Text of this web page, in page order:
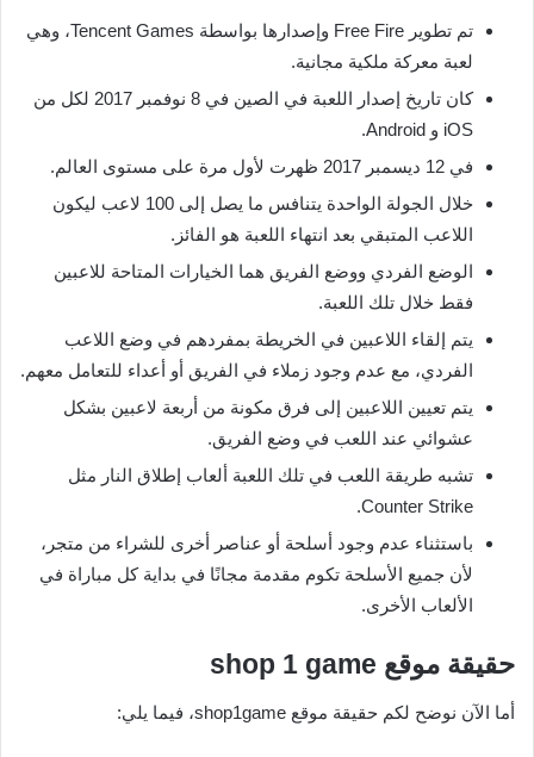
تم تطوير Free Fire وإصدارها بواسطة Tencent Games، وهي
لعبة معركة ملكية مجانية.
كان تاريخ إصدار اللعبة في الصين في 8 نوفمبر 2017 لكل من
iOS و Android.
في 12 ديسمبر 2017 ظهرت لأول مرة على مستوى العالم.
خلال الجولة الواحدة يتنافس ما يصل إلى 100 لاعب ليكون
اللاعب المتبقي بعد انتهاء اللعبة هو الفائز.
الوضع الفردي ووضع الفريق هما الخيارات المتاحة للاعبين
فقط خلال تلك اللعبة.
يتم إلقاء اللاعبين في الخريطة بمفردهم في وضع اللاعب
الفردي، مع عدم وجود زملاء في الفريق أو أعداء للتعامل معهم.
يتم تعيين اللاعبين إلى فرق مكونة من أربعة لاعبين بشكل
عشوائي عند اللعب في وضع الفريق.
تشبه طريقة اللعب في تلك اللعبة ألعاب إطلاق النار مثل
Counter Strike.
باستثناء عدم وجود أسلحة أو عناصر أخرى للشراء من متجر،
لأن جميع الأسلحة تكوم مقدمة مجانًا في بداية كل مباراة في
الألعاب الأخرى.
حقيقة موقع shop 1 game
أما الآن نوضح لكم حقيقة موقع shop1game، فيما يلي: